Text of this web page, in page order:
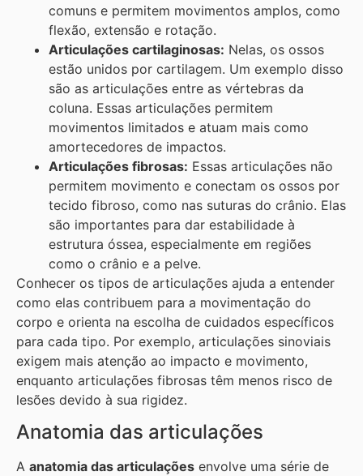
comuns e permitem movimentos amplos, como
flexão, extensão e rotação.
Articulações cartilaginosas: Nelas, os ossos
estão unidos por cartilagem. Um exemplo disso
são as articulações entre as vértebras da
coluna. Essas articulações permitem
movimentos limitados e atuam mais como
amortecedores de impactos.
Articulações fibrosas: Essas articulações não
permitem movimento e conectam os ossos por
tecido fibroso, como nas suturas do crânio. Elas
são importantes para dar estabilidade à
estrutura óssea, especialmente em regiões
como o crânio e a pelve.
Conhecer os tipos de articulações ajuda a entender
como elas contribuem para a movimentação do
corpo e orienta na escolha de cuidados específicos
para cada tipo. Por exemplo, articulações sinoviais
exigem mais atenção ao impacto e movimento,
enquanto articulações fibrosas têm menos risco de
lesões devido à sua rigidez.
Anatomia das articulações
A anatomia das articulações envolve uma série de